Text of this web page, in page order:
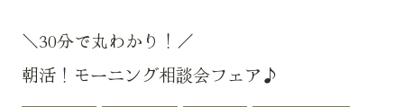
＼30分で丸わかり！／
朝活！モーニング相談会フェア♪